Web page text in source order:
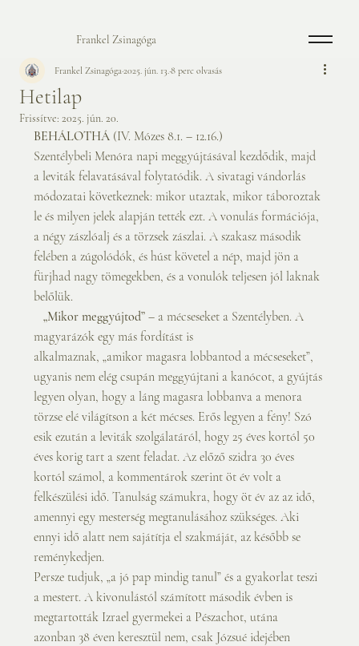
Frankel Zsinagóga
Hetilap
Frankel Zsinagóga2025. jún. 13.8 perc olvasás
Frissítve: 2025. jún. 20.
BEHÁLOTHÁ (IV. Mózes 8.1. – 12.16.)
Szentélybeli Menóra napi meggyújtásával kezdődik, majd
a leviták felavatásával folytatódik. A sivatagi vándorlás
módozatai következnek: mikor utaztak, mikor táboroztak
le és milyen jelek alapján tették ezt. A vonulás formációja,
a négy zászlóalj és a törzsek zászlai. A szakasz második
felében a zúgolódók, és húst követel a nép, majd jön a
fürjhad nagy tömegekben, és a vonulók teljesen jól laknak
belőlük.
   „Mikor meggyújtod”
– a mécseseket a Szentélyben. A
magyarázók egy más fordítást is
alkalmaznak, „amikor magasra lobbantod a mécseseket”,
ugyanis nem elég csupán meggyújtani a kanócot, a gyújtás
legyen olyan, hogy a láng magasra lobbanva a menora
törzse elé világítson a két mécses. Erős legyen a fény! Szó
esik ezután a leviták szolgálatáról, hogy 25 éves kortól 50
éves korig tart a szent feladat. Az előző szidra 30 éves
kortól számol, a kommentárok szerint öt év volt a
felkészülési idő. Tanulság számukra, hogy öt év az az idő,
amennyi egy mesterség megtanulásához szükséges. Aki
ennyi idő alatt nem sajátítja el szakmáját, az később se
reménykedjen.
Persze tudjuk, „a jó pap mindig tanul” és a gyakorlat teszi
a mestert. A kivonulástól számított második évben is
megtartották Izrael gyermekei a Pészachot, utána
azonban 38 éven keresztül nem, csak Józsué idejében